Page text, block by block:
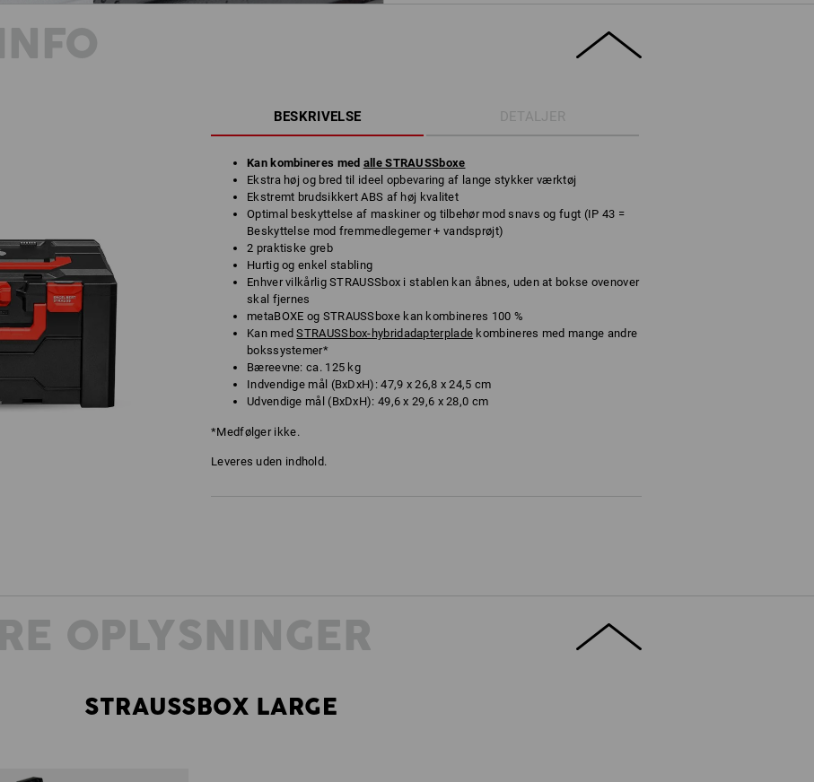
BESKRIVELSE DETALJER
Kan kombineres med alle STRAUSSboxe
Ekstra høj og bred til ideel opbevaring af lange stykker værktøj
Ekstremt brudsikkert ABS af høj kvalitet
Optimal beskyttelse af maskiner og tilbehør mod snavs og fugt (IP 43 =
Beskyttelse mod fremmedlegemer + vandsprøjt)
2 praktiske greb
Hurtig og enkel stabling
Enhver vilkårlig STRAUSSbox i stablen kan åbnes, uden at bokse ovenover
skal fjernes
metaBOXE og STRAUSSboxe kan kombineres 100 %
Kan medSTRAUSSbox-hybridadapterplade kombineres med mange andre
bokssystemer*
Bæreevne: ca. 125 kg
Indvendige mål (BxDxH): 47,9 x 26,8 x 24,5 cm
Udvendige mål (BxDxH): 49,6 x 29,6 x 28,0 cm
*Medfølger ikke.
Leveres uden indhold.
OPLYSNINGER
STRAUSSBOX LARGE